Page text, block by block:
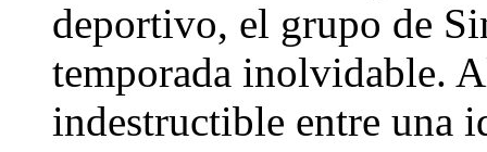
deportivo, el grupo de
temporada inolvidable.
indestructible entre una